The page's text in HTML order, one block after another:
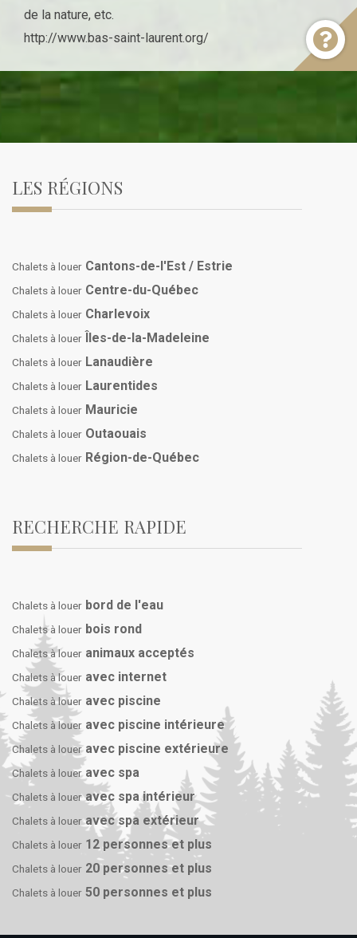
de la nature, etc.
http://www.bas-saint-laurent.org/
LES RÉGIONS
Chalets à louer Cantons-de-l'Est / Estrie
Chalets à louer Centre-du-Québec
Chalets à louer Charlevoix
Chalets à louer Îles-de-la-Madeleine
Chalets à louer Lanaudière
Chalets à louer Laurentides
Chalets à louer Mauricie
Chalets à louer Outaouais
Chalets à louer Région-de-Québec
RECHERCHE RAPIDE
Chalets à louer bord de l'eau
Chalets à louer bois rond
Chalets à louer animaux acceptés
Chalets à louer avec internet
Chalets à louer avec piscine
Chalets à louer avec piscine intérieure
Chalets à louer avec piscine extérieure
Chalets à louer avec spa
Chalets à louer avec spa intérieur
Chalets à louer avec spa extérieur
Chalets à louer 12 personnes et plus
Chalets à louer 20 personnes et plus
Chalets à louer 50 personnes et plus